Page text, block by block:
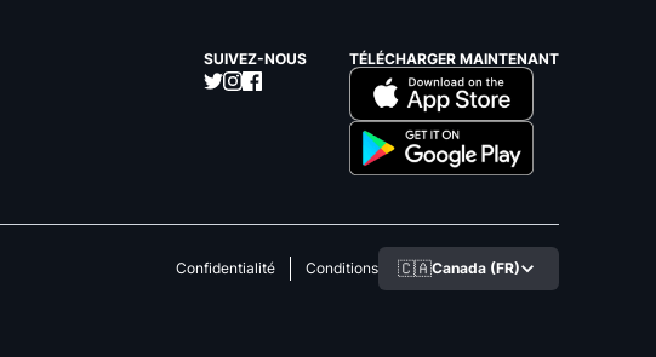
SUIVEZ-NOUS TÉLÉCHARGER MAINTENANT
Confidentialité Conditions 🇨🇦Canada (FR)